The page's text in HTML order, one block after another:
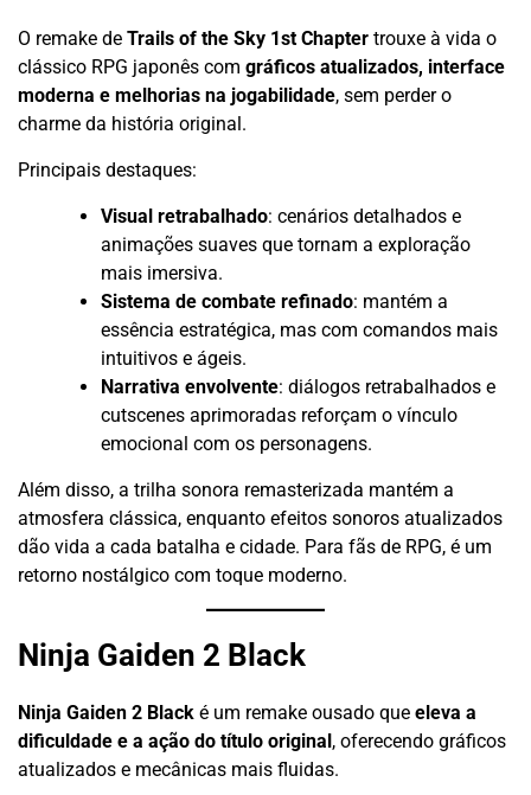
O remake de Trails of the Sky 1st Chapter trouxe à vida o
clássico RPG japonês com gráficos atualizados, interface
moderna e melhorias na jogabilidade, sem perder o
charme da história original.
Principais destaques:
Visual retrabalhado: cenários detalhados e
animações suaves que tornam a exploração
mais imersiva.
Sistema de combate refinado: mantém a
essência estratégica, mas com comandos mais
intuitivos e ágeis.
Narrativa envolvente: diálogos retrabalhados e
cutscenes aprimoradas reforçam o vínculo
emocional com os personagens.
Além disso, a trilha sonora remasterizada mantém a
atmosfera clássica, enquanto efeitos sonoros atualizados
dão vida a cada batalha e cidade. Para fãs de RPG, é um
retorno nostálgico com toque moderno.
Ninja Gaiden 2 Black
Ninja Gaiden 2 Black é um remake ousado que eleva a
dificuldade e a ação do título original , oferecendo gráficos
atualizados e mecânicas mais fluidas.